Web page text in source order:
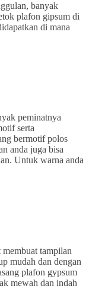
banyak
plafon gipsum di
di mana
peminatnya
serta
bermotif polos
anda juga bisa
Untuk warna anda
tampilan
mudah dan dengan
plafon gypsum
mewah dan indah